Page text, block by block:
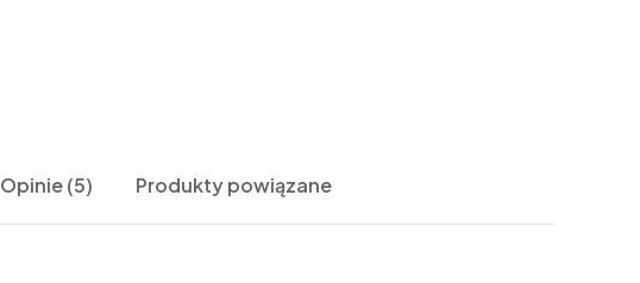
Opinie (5) Produkty powiązane